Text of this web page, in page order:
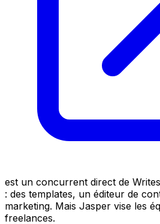
est un concurrent direct de
: des templates, un éditeur de
marketing. Mais Jasper vise les
freelances.